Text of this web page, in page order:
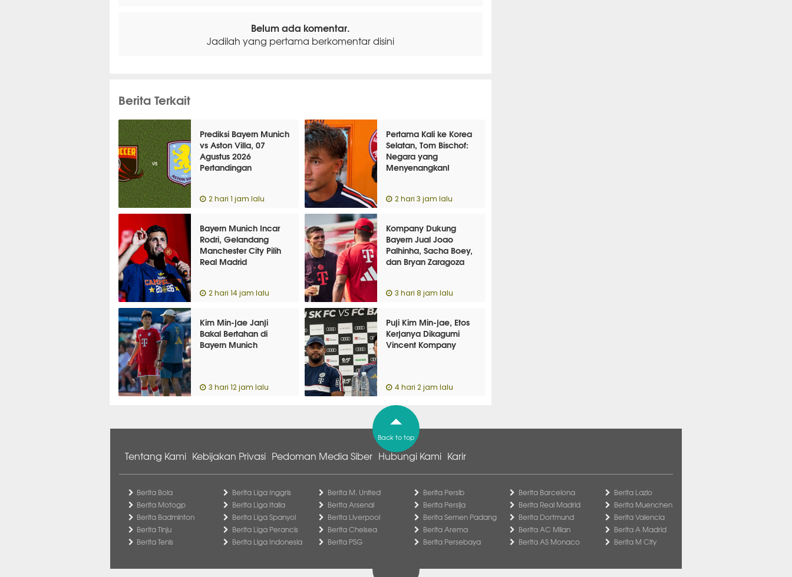
Belum ada komentar.
Jadilah yang pertama berkomentar disini
Berita Terkait
Prediksi Bayern Munich
vs Aston Villa, 07
Agustus 2026
Pertandingan
2 hari 1 jam lalu
Pertama Kali ke Korea
Selatan, Tom Bischof:
Negara yang
Menyenangkan!
2 hari 3 jam lalu
Bayern Munich Incar
Rodri, Gelandang
Manchester City Pilih
Real Madrid
2 hari 14 jam lalu
Kompany Dukung
Bayern Jual Joao
Palhinha, Sacha Boey,
dan Bryan Zaragoza
3 hari 8 jam lalu
Kim Min-jae Janji
Bakal Bertahan di
Bayern Munich
3 hari 12 jam lalu
Puji Kim Min-jae, Etos
Kerjanya Dikagumi
Vincent Kompany
4 hari 2 jam lalu
Back to top
Tentang Kami Kebijakan Privasi Pedoman Media Siber Hubungi Kami Karir
Berita Bola
Berita Motogp
Berita Badminton
Berita Tinju
Berita Tenis
Berita Liga Inggris
Berita Liga Italia
Berita Liga Spanyol
Berita Liga Perancis
Berita Liga Indonesia
Berita M. United
Berita Arsenal
Berita Liverpool
Berita Chelsea
Berita PSG
Berita Persib
Berita Persija
Berita Semen Padang
Berita Arema
Berita Persebaya
Berita Barcelona
Berita Real Madrid
Berita Dortmund
Berita AC Milan
Berita AS Monaco
Berita Lazio
Berita Muenchen
Berita Valencia
Berita A Madrid
Berita M City